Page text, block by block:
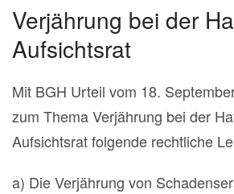
Verjährung bei der
Aufsichtsrat
Mit BGH Urteil vom 18.
zum Thema Verjährung bei der
Aufsichtsrat folgende rechtliche
a) Die Verjährung von